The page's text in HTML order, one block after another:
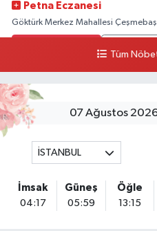
Petna Eczanesi
Göktürk Merkez Mahallesi
Karlıktepe Mahallesi Soğanlık
0 (216) 504 24 53 Yol Tarifi Al
Bulvar Eczanesi
geçtikten sonra Harman Mobilya
BÖLGESİ (GÜNEŞ, BULVAR,
Tüm
07 Ağustos
İSTANBUL
İmsak
04:17
Güneş
05:59
Öğle
13:15